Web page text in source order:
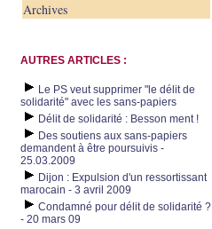
Archives
AUTRES ARTICLES :
Le PS veut supprimer "le délit de
solidarité" avec les sans-papiers
Délit de solidarité : Besson ment !
Des soutiens aux sans-papiers
demandent à être poursuivis -
25.03.2009
Dijon : Expulsion d'un ressortissant
marocain - 3 avril 2009
Condamné pour délit de solidarité ?
- 20 mars 09